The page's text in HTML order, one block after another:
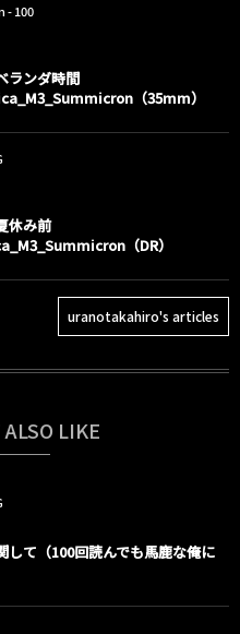
- 100
ランダ時間
（35mm）
休み前
（DR）
uranotakahiro's articles
LIKE
して（100回読んでも馬鹿な俺に